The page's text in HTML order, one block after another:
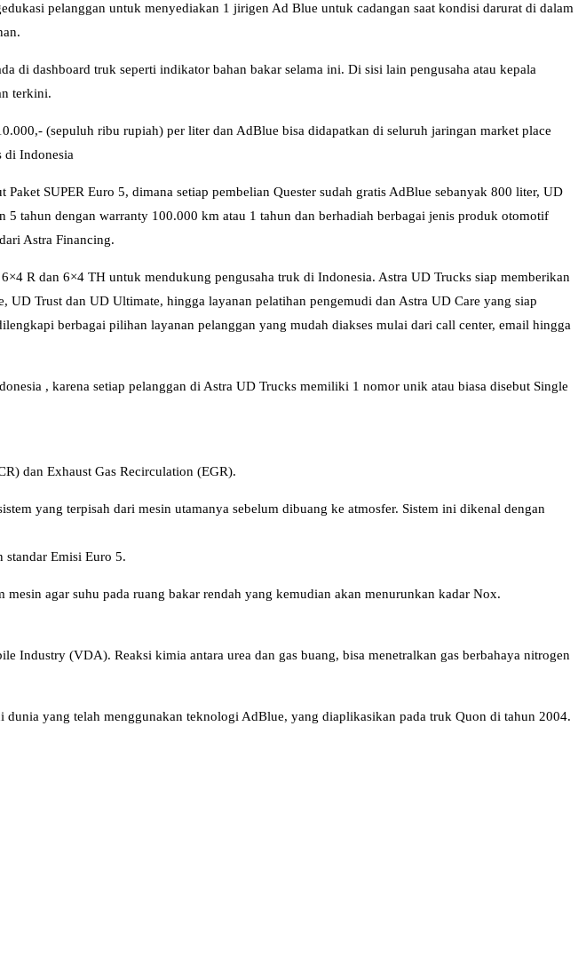
pelanggan untuk menyediakan 1 jirigen Ad Blue untuk cadangan saat kondisi darurat di dalam
di dashboard truk seperti indikator bahan bakar selama ini. Di sisi lain pengusaha atau kepala
terkini.
(sepuluh ribu rupiah) per liter dan AdBlue bisa didapatkan di seluruh jaringan market place
di Indonesia
SUPER Euro 5, dimana setiap pembelian Quester sudah gratis AdBlue sebanyak 800 liter, UD
tahun dengan warranty 100.000 km atau 1 tahun dan berhadiah berbagai jenis produk otomotif
Astra Financing.
R dan 6×4 TH untuk mendukung pengusaha truk di Indonesia. Astra UD Trucks siap memberikan
Trust dan UD Ultimate, hingga layanan pelatihan pengemudi dan Astra UD Care yang siap
berbagai pilihan layanan pelanggan yang mudah diakses mulai dari call center, email hingga
, karena setiap pelanggan di Astra UD Trucks memiliki 1 nomor unik atau biasa disebut Single
dan Exhaust Gas Recirculation (EGR).
yang terpisah dari mesin utamanya sebelum dibuang ke atmosfer. Sistem ini dikenal dengan
standar Emisi Euro 5.
agar suhu pada ruang bakar rendah yang kemudian akan menurunkan kadar Nox.
Industry (VDA). Reaksi kimia antara urea dan gas buang, bisa menetralkan gas berbahaya nitrogen
yang telah menggunakan teknologi AdBlue, yang diaplikasikan pada truk Quon di tahun 2004.